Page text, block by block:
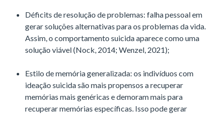
Déficits de resolução de problemas: falha pessoal em
gerar soluções alternativas para os problemas da vida.
Assim, o comportamento suicida aparece como uma
solução viável (Nock, 2014; Wenzel, 2021);
Estilo de memória generalizada: os indivíduos com
ideação suicida são mais propensos a recuperar
memórias mais genéricas e demoram mais para
recuperar memórias específicas. Isso pode gerar